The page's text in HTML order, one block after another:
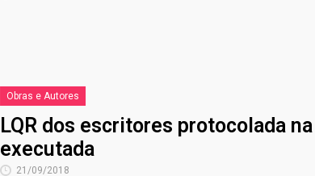
Obras e Autores
LQR dos escritores protocolada
executada
21/09/2018